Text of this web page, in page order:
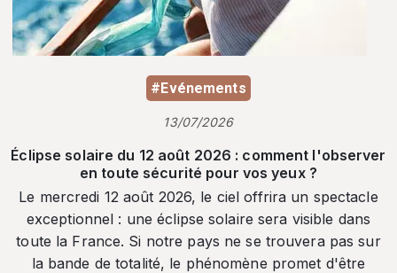
#Evénements
13/07/2026
Éclipse solaire du 12 août 2026 : comment l'observer
en toute sécurité pour vos yeux ?
Le mercredi 12 août 2026, le ciel offrira un spectacle
exceptionnel : une éclipse solaire sera visible dans
toute la France. Si notre pays ne se trouvera pas sur
la bande de totalité, le phénomène promet d'être